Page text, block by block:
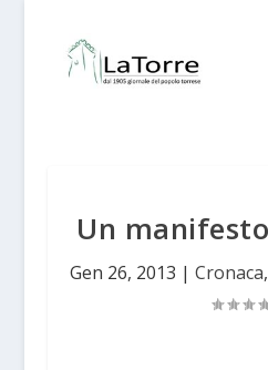
Un
Gen 26, 2013 | Cronaca,